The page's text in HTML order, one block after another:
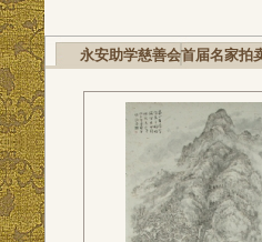
永安助学慈善会首届名家拍